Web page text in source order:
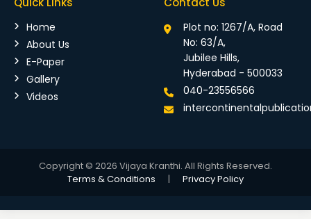
Home
About Us
E-Paper
Gallery
Videos
Plot no: 1267/A, Road
No: 63/A,
Jubilee Hills,
Hyderabad - 500033
040-23556566
Copyright © 2026 Vijaya Kranthi. All Rights Reserved.
Terms & Conditions
| Privacy Policy